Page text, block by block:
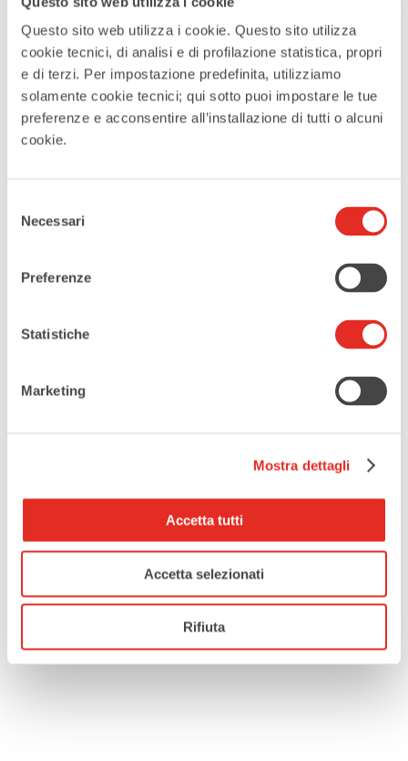
Questo sito web utilizza i cookie. Questo sito utilizza
cookie tecnici, di analisi e di profilazione statistica, propri
e di terzi. Per impostazione predefinita, utilizziamo
solamente cookie tecnici; qui sotto puoi impostare le tue
preferenze e acconsentire all’installazione di tutti o alcuni
cookie.
delNecessari
Preferenze
Statistiche
Marketing
Mostra dettagli
Accetta tutti
Accetta selezionati
Rifiuta
21:00
MAGGIORI INFORMAZIONI
Maggiori informazioni
CONDIVIDI QUESTO EVENTO